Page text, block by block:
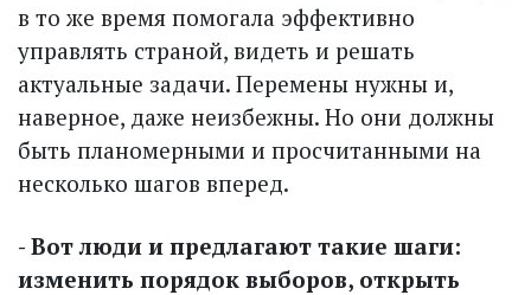
в то же время помогала эффективно
управлять страной, видеть и решать
актуальные задачи. Перемены нужны и,
наверное, даже неизбежны. Но они должны
быть планомерными и про­считанными на
несколько шагов вперед.
- Вот люди и предлагают такие шаги:
изменить порядок выборов, открыть